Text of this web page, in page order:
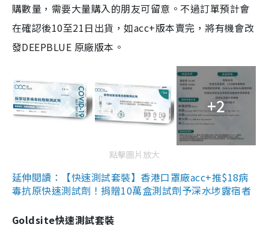
購數量，需要大量購入的朋友可留意。不過訂單預計會
在確認後10至21日出貨，如acc+版本賣完，將有機會改
發DEEPBLUE 原廠版本。
+2
點擊圖片放大
延伸閱讀：【快速測試套裝】香港口罩廠acc+推$18病
毒抗原快速測試劑！捐贈10萬盒測試劑予深水埗露宿者
Goldsite快速測試套裝